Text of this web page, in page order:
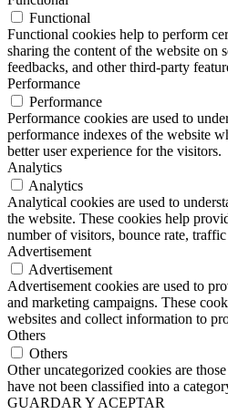
Functional
Functional cookies help to perform
sharing the content of the website on
feedbacks, and other third-party
Performance
Performance
Performance cookies are used to
performance indexes of the website
better user experience for the visitors.
Analytics
Analytics
Analytical cookies are used to
the website. These cookies help
number of visitors, bounce rate, traffic
Advertisement
Advertisement
Advertisement cookies are used to
and marketing campaigns. These
websites and collect information to
Others
Others
Other uncategorized cookies are
have not been classified into a
GUARDAR Y ACEPTAR